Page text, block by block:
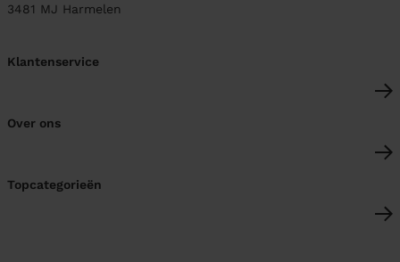
3481 MJ Harmelen
Klantenservice
Over ons
Topcategorieën